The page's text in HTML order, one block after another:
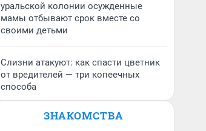
уральской колонии осужденные
мамы отбывают срок вместе со
своими детьми
Слизни атакуют: как спасти цветник
от вредителей — три копеечных
способа
ЗНАКОМСТВА